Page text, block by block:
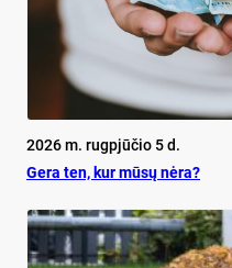
2026 m. rugpjūčio 5 d.
Ge­ra ten, kur mū­sų nė­ra?